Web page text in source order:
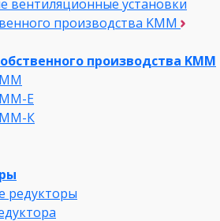
вентиляционные установки
производства KMM
производства KMM
Е
К
редукторы